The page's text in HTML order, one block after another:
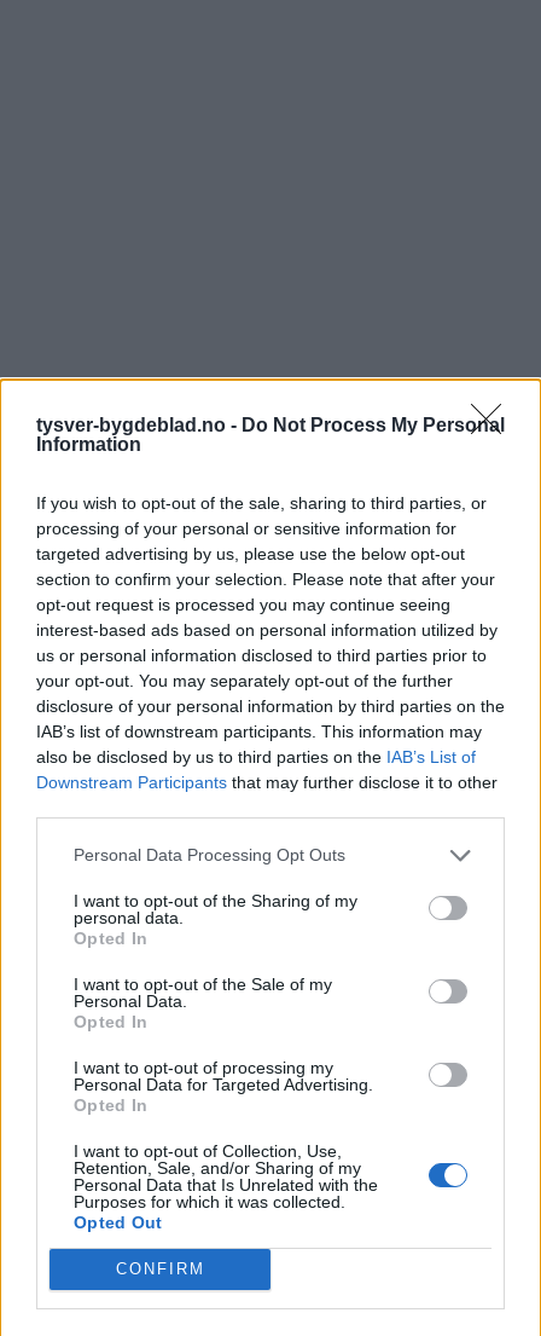
tysver-bygdeblad.no - Do Not Process My Personal
Information
If you wish to opt-out of the sale, sharing to third parties, or
processing of your personal or sensitive information for
targeted advertising by us, please use the below opt-out
section to confirm your selection. Please note that after your
opt-out request is processed you may continue seeing
interest-based ads based on personal information utilized by
us or personal information disclosed to third parties prior to
your opt-out. You may separately opt-out of the further
disclosure of your personal information by third parties on the
IAB’s list of downstream participants. This information may
also be disclosed by us to third parties on the IAB’s List of
Downstream Participants that may further disclose it to other
Personal Data Processing Opt Outs
I want to opt-out of the Sharing of my
personal data.
Opted In
I want to opt-out of the Sale of my
Personal Data.
Opted In
I want to opt-out of processing my
Personal Data for Targeted Advertising.
Opted In
I want to opt-out of Collection, Use,
Retention, Sale, and/or Sharing of my
Personal Data that Is Unrelated with the
Purposes for which it was collected.
Opted Out
CONFIRM